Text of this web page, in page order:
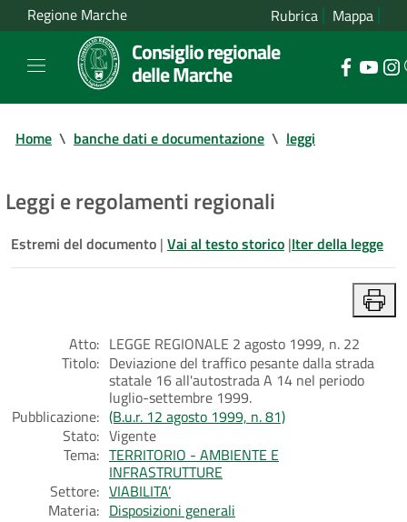
Regione Marche Rubrica Mappa
Consiglio regionale
delle Marche
Home \ banche dati e documentazione \ leggi
Leggi e regolamenti regionali
Estremi del documento | Vai al testo storico |Iter della legge
Atto: LEGGE REGIONALE 2 agosto 1999, n. 22
Titolo: Deviazione del traffico pesante dalla strada
statale 16 all'autostrada A 14 nel periodo
luglio-settembre 1999.
Pubblicazione: (B.u.r. 12 agosto 1999, n. 81)
Stato: Vigente
Tema: TERRITORIO - AMBIENTE E
INFRASTRUTTURE
Settore: VIABILITA’
Materia: Disposizioni generali